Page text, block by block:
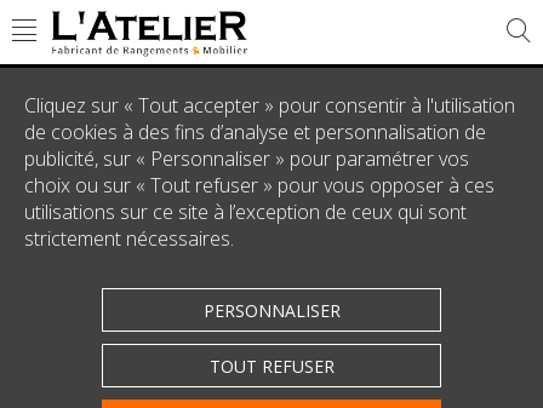
Demande de devis
Nous vous remercions de l'intérêt que vous portez à notre
société. En complétant le formulaire suivant, vous nous
permettrez de répondre plus efficacement à votre
demande.
LANGUEDOC-ROUSSILLON
Votre e-mail*
Cliquez sur « Tout accepter » pour consentir à l'utilisation
de cookies à des fins d’analyse et personnalisation de
publicité, sur « Personnaliser » pour paramétrer vos
choix ou sur « Tout refuser » pour vous opposer à ces
utilisations sur ce site à l’exception de ceux qui sont
strictement nécessaires.
PERSONNALISER
TOUT REFUSER